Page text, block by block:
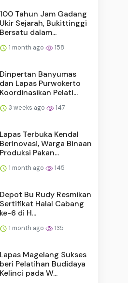
100 Tahun Jam Gadang
Ukir Sejarah, Bukittinggi
Bersatu dalam...
1 month ago 158
Dinpertan Banyumas
dan Lapas Purwokerto
Koordinasikan Pelati...
3 weeks ago 147
Lapas Terbuka Kendal
Berinovasi, Warga Binaan
Produksi Pakan...
1 month ago 145
Depot Bu Rudy Resmikan
Sertifikat Halal Cabang
ke-6 di H...
1 month ago 135
Lapas Magelang Sukses
beri Pelatihan Budidaya
Kelinci pada W...